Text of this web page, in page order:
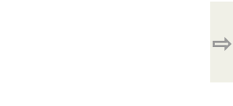
⇨